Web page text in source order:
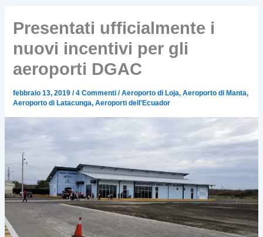
Presentati ufficialmente i
nuovi incentivi per gli
aeroporti DGAC
febbraio 13, 2019/4 Commenti /Aeroporto di Loja,Aeroporto di Manta,
Aeroporto di Latacunga,Aeroporti dell'Ecuador